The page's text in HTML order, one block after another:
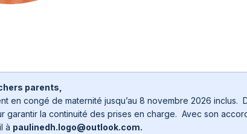
parents,
en congé de maternité jusqu’au 8 novembre 2026
garantir la continuité des prises en charge. Avec son
à paulinedh.logo@outlook.com.